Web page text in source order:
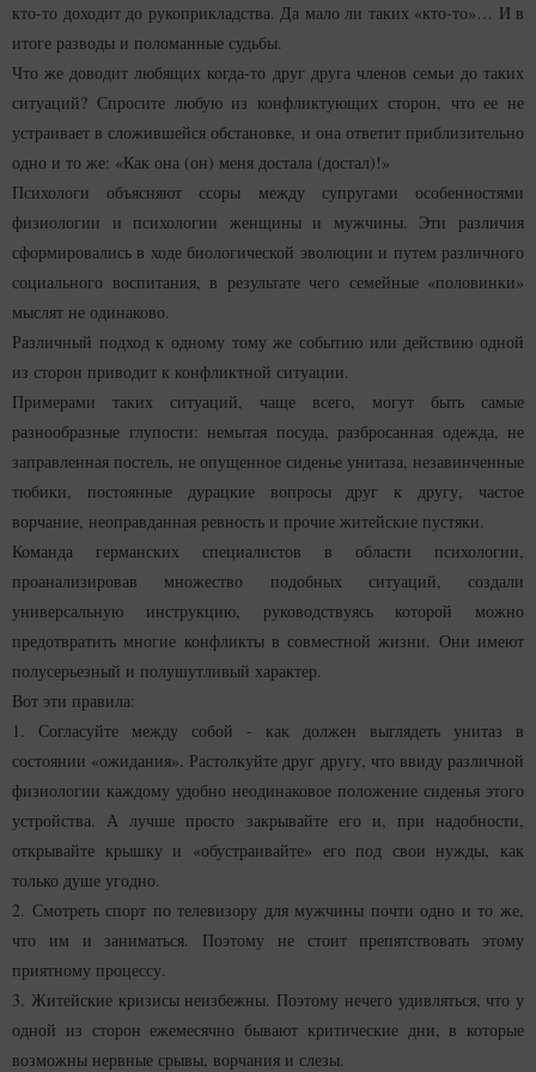
кто-то доходит до рукоприкладства. Да мало ли таких «кто-то»… И в
итоге разводы и поломанные судьбы.
Что же доводит любящих когда-то друг друга членов семьи до таких
ситуаций? Спросите любую из конфликтующих сторон, что ее не
устраивает в сложившейся обстановке, и она ответит приблизительно
одно и то же: «Как она (он) меня достала (достал)!»
Психологи объясняют ссоры между супругами особенностями
физиологии и психологии женщины и мужчины. Эти различия
сформировались в ходе биологической эволюции и путем различного
социального воспитания, в результате чего семейные «половинки»
мыслят не одинаково.
Различный подход к одному тому же событию или действию одной
из сторон приводит к конфликтной ситуации.
Примерами таких ситуаций, чаще всего, могут быть самые
разнообразные глупости: немытая посуда, разбросанная одежда, не
заправленная постель, не опущенное сиденье унитаза, незавинченные
тюбики, постоянные дурацкие вопросы друг к другу, частое
ворчание, неоправданная ревность и прочие житейские пустяки.
Команда германских специалистов в области психологии,
проанализировав множество подобных ситуаций, создали
универсальную инструкцию, руководствуясь которой можно
предотвратить многие конфликты в совместной жизни. Они имеют
полусерьезный и полушутливый характер.
Вот эти правила:
1. Согласуйте между собой - как должен выглядеть унитаз в
состоянии «ожидания». Растолкуйте друг другу, что ввиду различной
физиологии каждому удобно неодинаковое положение сиденья этого
устройства. А лучше просто закрывайте его и, при надобности,
открывайте крышку и «обустраивайте» его под свои нужды, как
только душе угодно.
2. Смотреть спорт по телевизору для мужчины почти одно и то же,
что им и заниматься. Поэтому не стоит препятствовать этому
приятному процессу.
3. Житейские кризисы неизбежны. Поэтому нечего удивляться, что у
одной из сторон ежемесячно бывают критические дни, в которые
возможны нервные срывы, ворчания и слезы.